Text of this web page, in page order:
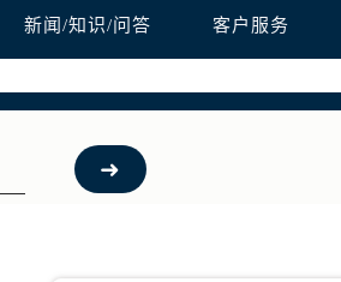
新闻/知识/问答 客户服务